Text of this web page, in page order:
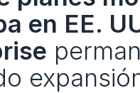
en EE.